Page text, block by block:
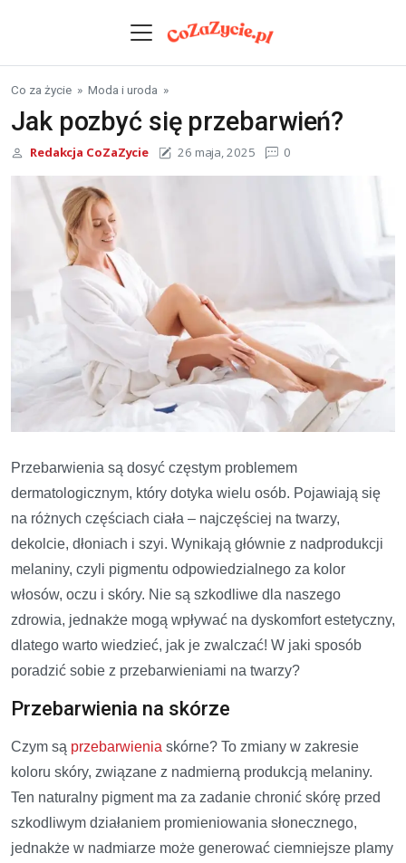
Co za życie » Moda i uroda »
Jak pozbyć się przebarwień?
Redakcja CoZaZycie 26 maja, 2025 0
Przebarwienia są dosyć częstym problemem
dermatologicznym, który dotyka wielu osób. Pojawiają się
na różnych częściach ciała – najczęściej na twarzy,
dekolcie, dłoniach i szyi. Wynikają głównie z nadprodukcji
melaniny, czyli pigmentu odpowiedzialnego za kolor
włosów, oczu i skóry. Nie są szkodliwe dla naszego
zdrowia, jednakże mogą wpływać na dyskomfort estetyczny,
dlatego warto wiedzieć, jak je zwalczać! W jaki sposób
poradzić sobie z przebarwieniami na twarzy?
Przebarwienia na skórze
Czym są przebarwienia skórne? To zmiany w zakresie
koloru skóry, związane z nadmierną produkcją melaniny.
Ten naturalny pigment ma za zadanie chronić skórę przed
szkodliwym działaniem promieniowania słonecznego,
jednakże w nadmiarze może generować ciemniejsze plamy